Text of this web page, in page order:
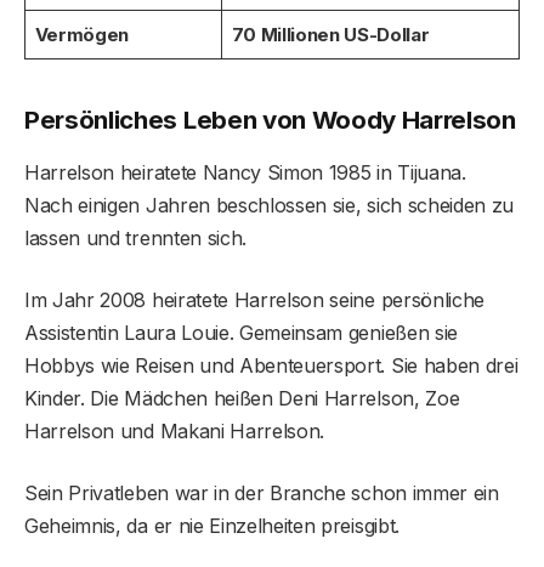
Vermögen 70 Millionen US-Dollar
Persönliches Leben von Woody Harrelson
Harrelson heiratete Nancy Simon 1985 in Tijuana.
Nach einigen Jahren beschlossen sie, sich scheiden zu
lassen und trennten sich.
Im Jahr 2008 heiratete Harrelson seine persönliche
Assistentin Laura Louie. Gemeinsam genießen sie
Hobbys wie Reisen und Abenteuersport. Sie haben drei
Kinder. Die Mädchen heißen Deni Harrelson, Zoe
Harrelson und Makani Harrelson.
Sein Privatleben war in der Branche schon immer ein
Geheimnis, da er nie Einzelheiten preisgibt.